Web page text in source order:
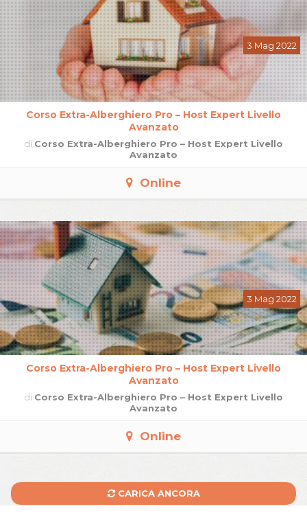
Corso Extra-Alberghiero Pro – Host Expert Livello
Avanzato
di Corso Extra-Alberghiero Pro – Host Expert Livello
Avanzato
3 Mag 2022
Online
Corso Extra-Alberghiero Pro – Host Expert Livello
Avanzato
di Corso Extra-Alberghiero Pro – Host Expert Livello
Avanzato
3 Mag 2022
Online
CARICA ANCORA